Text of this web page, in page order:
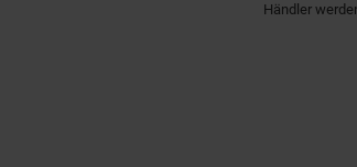
Händler